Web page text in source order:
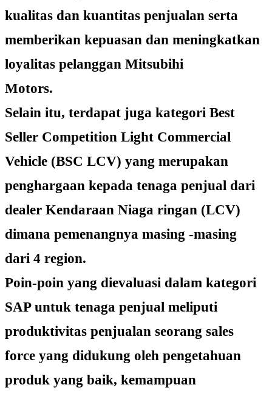
kualitas dan kuantitas penjualan serta
memberikan kepuasan dan meningkatkan
loyalitas pelanggan Mitsubihi
Motors.
Selain itu, terdapat juga kategori Best
Seller Competition Light Commercial
Vehicle (BSC LCV) yang merupakan
penghargaan kepada tenaga penjual dari
dealer Kendaraan Niaga ringan (LCV)
dimana pemenangnya masing -masing
dari 4 region.
Poin-poin yang dievaluasi dalam kategori
SAP untuk tenaga penjual meliputi
produktivitas penjualan seorang sales
force yang didukung oleh pengetahuan
produk yang baik, kemampuan